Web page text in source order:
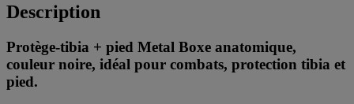
Description
Protège-tibia + pied Metal Boxe anatomique,
couleur noire, idéal pour combats, protection tibia et
pied.